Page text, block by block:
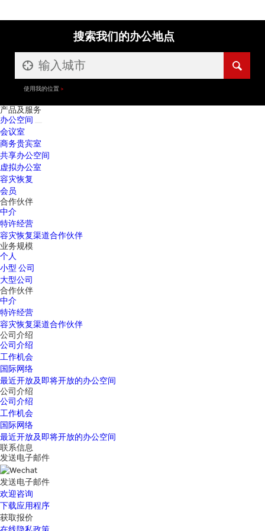
搜索我们的办公地点
使用我的位置
产品及服务
办公空间
会议室
商务贵宾室
共享办公空间
虚拟办公室
容灾恢复
会员
合作伙伴
中介
特许经营
容灾恢复渠道合作伙伴
业务规模
个人
小型 公司
大型公司
合作伙伴
中介
特许经营
容灾恢复渠道合作伙伴
公司介绍
公司介绍
工作机会
国际网络
最近开放及即将开放的办公空间
公司介绍
公司介绍
工作机会
国际网络
最近开放及即将开放的办公空间
联系信息
发送电子邮件
发送电子邮件
欢迎咨询
下载应用程序
获取报价